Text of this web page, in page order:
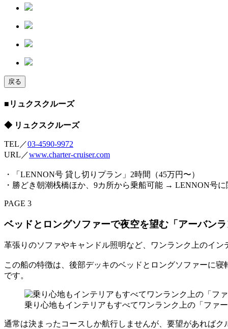
戻る
■リュクスクルーズ
◆ リュクスクルーズ
TEL／03-4590-9972
URL／www.charter-cruiser.com
・「LENNON号 貸し切りプラン」2時間（45万円〜）
・勝どき朝潮桟橋ほか、9カ所から乗船可能 → LENNON号
PAGE 3
ベッドとロングソファーで夜空を望む「アーバン
革張りのソファやキャンドル照明など、ワンランク上のイ
この船の特徴は、後部デッキのベッドとロングソファーに
です。
乗り心地もインテリアもすべてワンランク上の「ファ
通常は決まったコースしか航行しませんが、要望があれば